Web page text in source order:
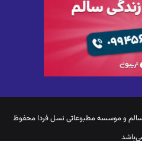
و موسسه مطبوعاتی نسل فردا محفوظ